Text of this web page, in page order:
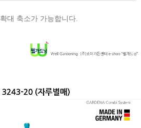
확대 축소가 가능합니다.